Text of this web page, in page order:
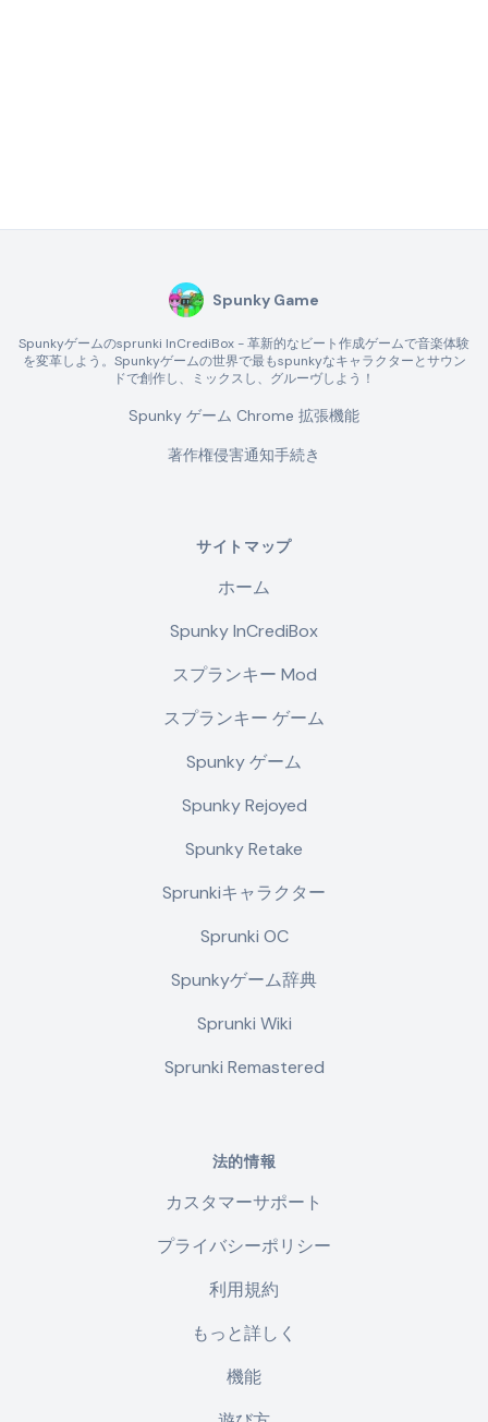
Spunky Game
Spunkyゲームのsprunki InCrediBox - 革新的なビート作成ゲームで音楽体験
を変革しよう。Spunkyゲームの世界で最もspunkyなキャラクターとサウン
ドで創作し、ミックスし、グルーヴしよう！
Spunky ゲーム Chrome 拡張機能
著作権侵害通知手続き
サイトマップ
ホーム
Spunky InCrediBox
スプランキー Mod
スプランキー ゲーム
Spunky ゲーム
Spunky Rejoyed
Spunky Retake
Sprunkiキャラクター
Sprunki OC
Spunkyゲーム辞典
Sprunki Wiki
Sprunki Remastered
法的情報
カスタマーサポート
プライバシーポリシー
利用規約
もっと詳しく
機能